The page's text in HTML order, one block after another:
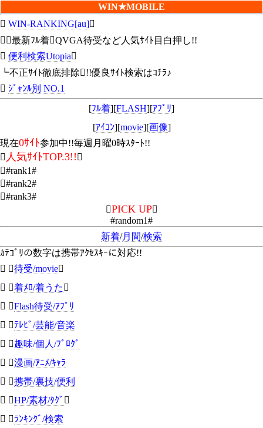
WIN★MOBILE
 WIN-RANKING[au]
┗最新ﾌﾙ着QVGA待受など人気ｻｲﾄ目白押し!!
 便利検索Utopia
┗不正ｻｲﾄ徹底排除!!優良ｻｲﾄ検索はｺﾁﾗ♪
 ｼﾞｬﾝﾙ別 NO.1
[ﾌﾙ着][FLASH][ｱﾌﾟﾘ]
[ｱｲｺﾝ][movie][画像]
現在0ｻｲﾄ参加中!!毎週月曜0時ｽﾀｰﾄ!!
 人気ｻｲﾄTOP.3!! 
#rank1#
#rank2#
#rank3#
PICK UP
#random1#
新着/月間/検索
ｶﾃｺﾞﾘの数字は携帯ｱｸｾｽｷｰに対応!!
 待受/movie
 着ﾒﾛ/着うた 
 Flash待受/ｱﾌﾟﾘ
 ﾃﾚﾋﾞ/芸能/音楽
 趣味/個人/ﾌﾞﾛｸﾞ
 漫画/ｱﾆﾒ/ｷｬﾗ
 携帯/裏技/便利
 HP/素材/ﾀｸﾞ 
 ﾗﾝｷﾝｸﾞ/検索